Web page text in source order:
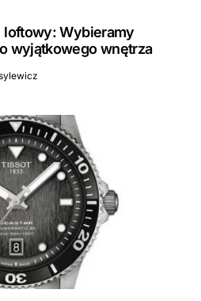
Wybieramy
wyjątkowego wnętrza